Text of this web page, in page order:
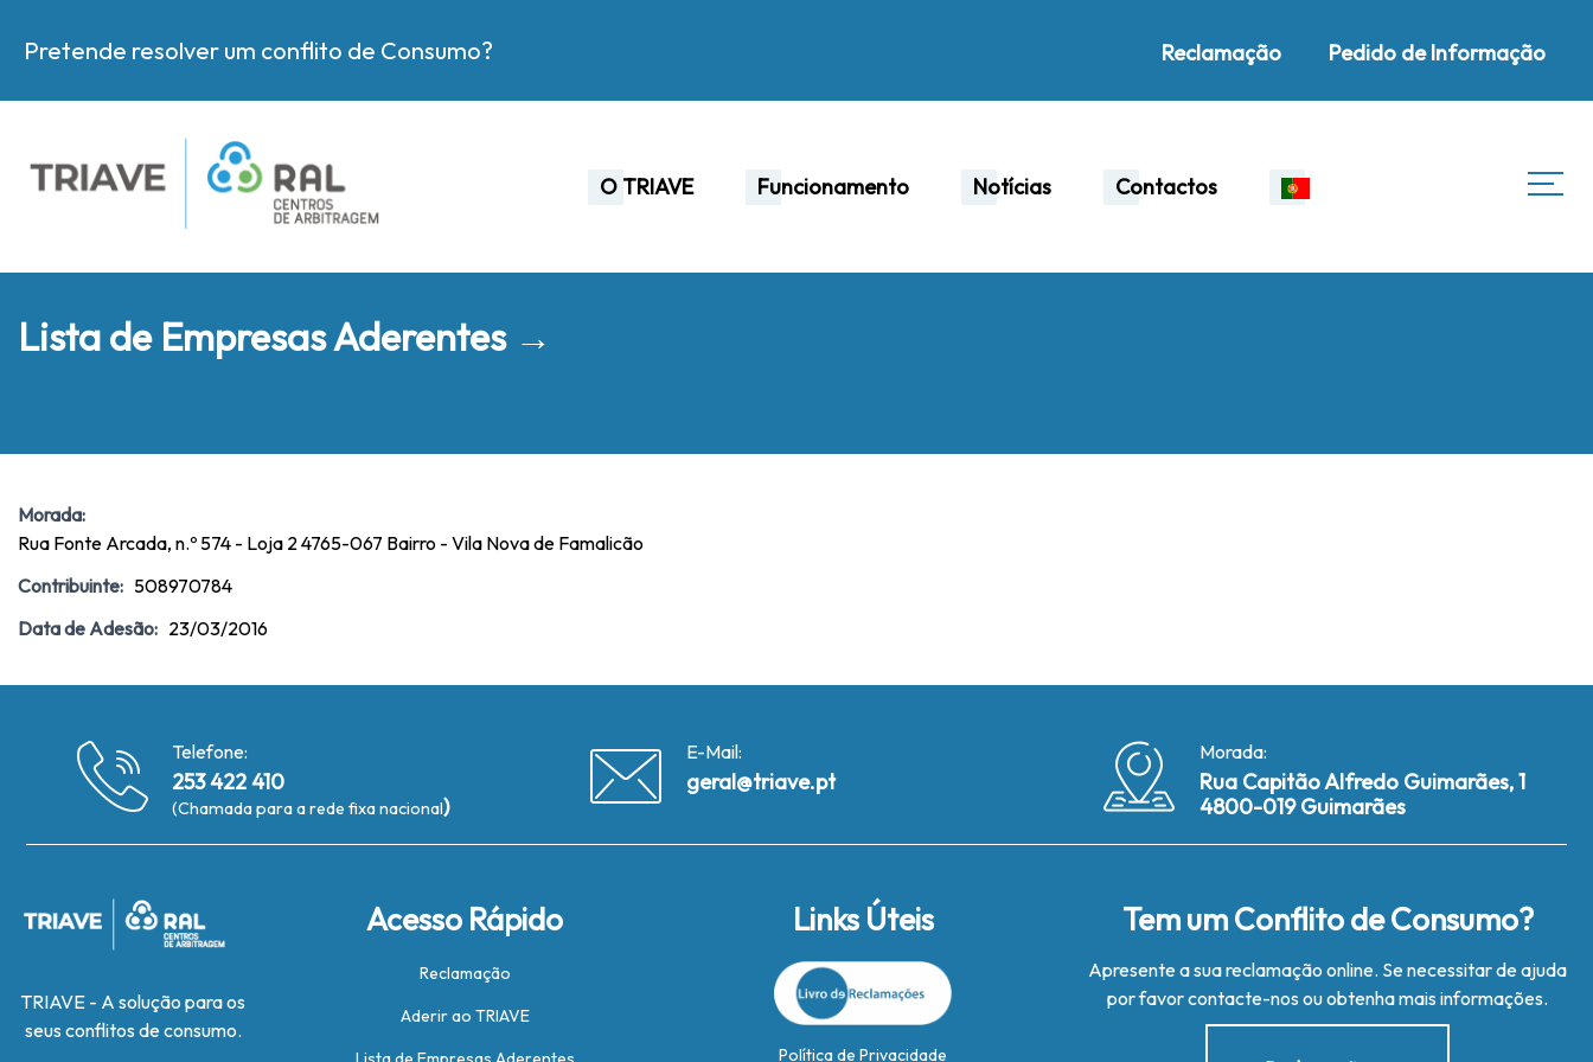
Pretende resolver um conflito de Consumo? Reclamação Pedido de Informação
O TRIAVE Funcionamento Notícias Contactos
Lista de Empresas Aderentes →
Morada:
Rua Fonte Arcada, n.º 574 - Loja 2 4765-067 Bairro - Vila Nova de Famalicão
Contribuinte: 508970784
Data de Adesão: 23/03/2016
Telefone:
253 422 410
(Chamada para a rede fixa nacional)
E-Mail:
geral@triave.pt
Morada:
Rua Capitão Alfredo Guimarães, 1
4800-019 Guimarães
TRIAVE - A solução para os
seus conflitos de consumo.
Acesso Rápido
Reclamação
Aderir ao TRIAVE
Links Úteis
Política de Privacidade
Tem um Conflito de Consumo?
Apresente a sua reclamação online. Se necessitar de ajuda
por favor contacte-nos ou obtenha mais informações.